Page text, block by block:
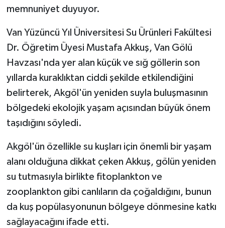
memnuniyet duyuyor.
Van Yüzüncü Yıl Üniversitesi Su Ürünleri Fakültesi
Dr. Öğretim Üyesi Mustafa Akkuş, Van Gölü
Havzası'nda yer alan küçük ve sığ göllerin son
yıllarda kuraklıktan ciddi şekilde etkilendiğini
belirterek, Akgöl'ün yeniden suyla buluşmasının
bölgedeki ekolojik yaşam açısından büyük önem
taşıdığını söyledi.
Akgöl'ün özellikle su kuşları için önemli bir yaşam
alanı olduğuna dikkat çeken Akkuş, gölün yeniden
su tutmasıyla birlikte fitoplankton ve
zooplankton gibi canlıların da çoğaldığını, bunun
da kuş popülasyonunun bölgeye dönmesine katkı
sağlayacağını ifade etti.